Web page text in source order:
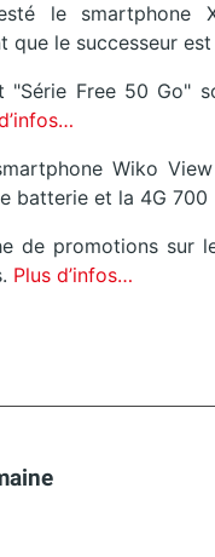
le smartphone
que le successeur
Free 50 Go"
Wiko
batterie et la 4G
de promotions sur
Plus d’infos…